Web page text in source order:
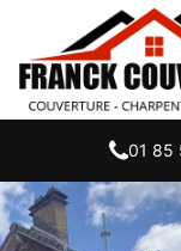
01 85